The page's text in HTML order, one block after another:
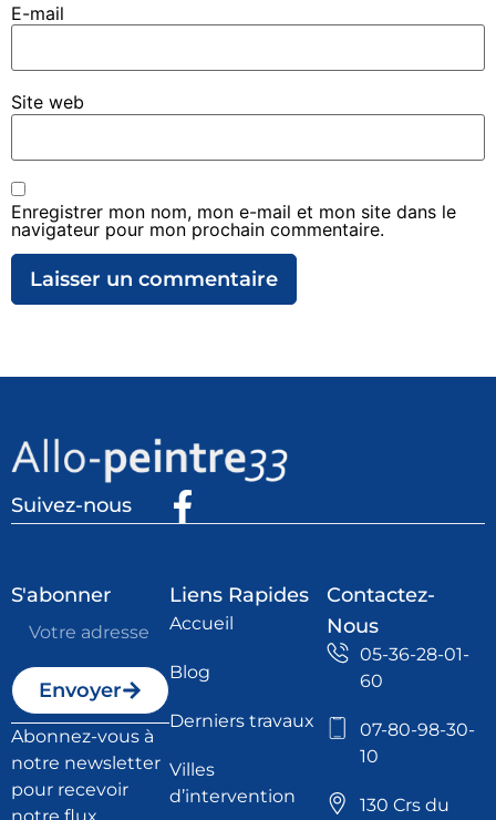
E-mail
Site web
Enregistrer mon nom, mon e-mail et mon site dans le
navigateur pour mon prochain commentaire.
Suivez-nous
S'abonner
Envoyer
Abonnez-vous à
notre newsletter
pour recevoir
Liens Rapides
Accueil
Blog
Derniers travaux
Villes
d’intervention
Contactez-
Nous
05-36-28-01-
60
07-80-98-30-
10
130 Crs du